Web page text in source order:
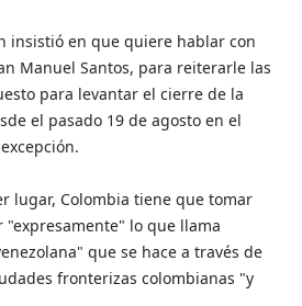
insistió en que quiere hablar con
Manuel Santos, para reiterarle las
para levantar el cierre de la
el pasado 19 de agosto en el
lugar, Colombia tiene que tomar
lo que llama
que se hace a través de
fronterizas colombianas "y